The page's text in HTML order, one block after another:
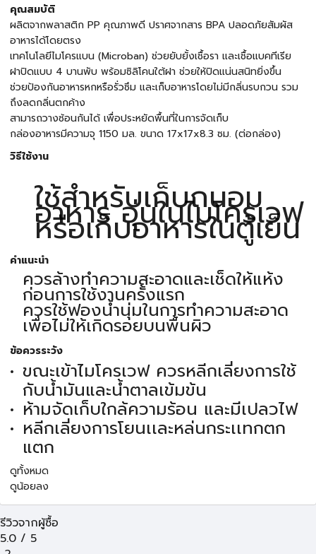
คุณสมบัติ
ผลิตจากพลาสติก PP คุณภาพดี ปราศจากสาร BPA ปลอดภัยสัมผัส
อาหารได้โดยตรง
เทคโนโลยีไมโครแบน (Microban) ช่วยยับยั้งเชื้อรา และเชื้อแบคทีเรีย
ฝาปิดแบบ 4 บานพับ พร้อมซิลิโคนใต้ฝา ช่วยให้ปิดแน่นสนิทยิ่งขึ้น
ช่วยป้องกันอาหารหกหรือรั่วซึม และเก็บอาหารโดยไม่มีกลิ่นรบกวน รวม
ถึงลดกลิ่นตกค้าง
สามารถวางซ้อนกันได้ เพื่อประหยัดพื้นที่ในการจัดเก็บ
กล่องอาหารมีความจุ 1150 มล. ขนาด 17x17x8.3 ซม. (ต่อกล่อง)
วิธีใช้งาน
ใช้สำหรับเก็บถนอม
อาหาร อุ่นในไมโครเวฟ
หรือเก็บอาหารในตู้เย็น
คำแนะนำ
ควรล้างทำความสะอาดและเช็ดให้แห้ง
ก่อนการใช้งานครั้งแรก
ควรใช้ฟองน้ำนุ่มในการทำความสะอาด
เพื่อไม่ให้เกิดรอยบนพื้นผิว
ข้อควรระวัง
ขณะเข้าไมโครเวฟ ควรหลีกเลี่ยงการใช้
กับน้ำมันและน้ำตาลเข้มข้น
ห้ามจัดเก็บใกล้ความร้อน และมีเปลวไฟ
หลีกเลี่ยงการโยนเเละหล่นกระเเทกตก
แตก
ดูทั้งหมด
ดูน้อยลง
รีวิวจากผู้ซื้อ
5.0 / 5